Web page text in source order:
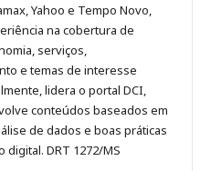
Yahoo e Tempo Novo,
na cobertura de
serviços,
e temas de interesse
lidera o portal DCI,
conteúdos baseados em
de dados e boas práticas
digital. DRT 1272/MS